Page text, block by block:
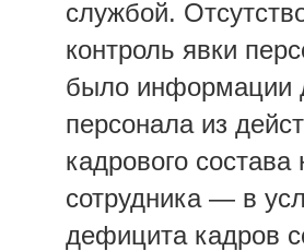
службой.
контроль явки
было информации
персонала из
кадрового состава
сотрудника — в
дефицита кадров